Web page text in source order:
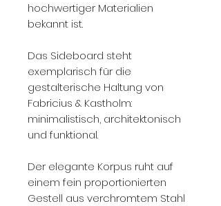
hochwertiger Materialien
bekannt ist.
Das Sideboard steht
exemplarisch für die
gestalterische Haltung von
Fabricius & Kastholm:
minimalistisch, architektonisch
und funktional.
Der elegante Korpus ruht auf
einem fein proportionierten
Gestell aus verchromtem Stahl